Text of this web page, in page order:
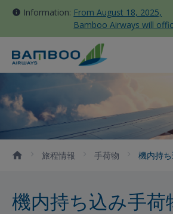
Information: From August 18, 2025,
Bamboo Airways will
move all domestic flights
Tan Son Nhat Terminal T3
機内持ち込み手荷物 -
旅程情報 手荷物 機内持
機内持ち込み手荷